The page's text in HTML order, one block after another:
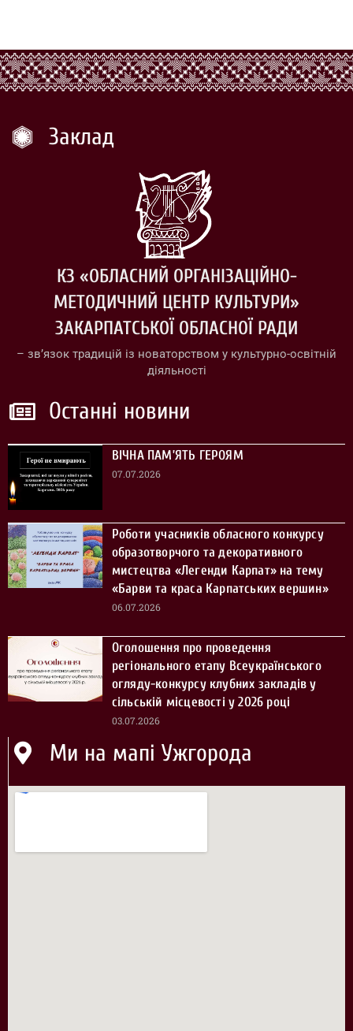
Заклад
КЗ «ОБЛАСНИЙ ОРГАНІЗАЦІЙНО-
МЕТОДИЧНИЙ ЦЕНТР КУЛЬТУРИ»
ЗАКАРПАТСЬКОЇ ОБЛАСНОЇ РАДИ
– зв’язок традицій із новаторством у культурно-освітній
діяльності
Останні новини
ВІЧНА ПАМ’ЯТЬ ГЕРОЯМ
07.07.2026
Роботи учасників обласного конкурсу
образотворчого та декоративного
мистецтва «Легенди Карпат» на тему
«Барви та краса Карпатських вершин»
06.07.2026
Оголошення про проведення
регіонального етапу Всеукраїнського
огляду-конкурсу клубних закладів у
сільській місцевості у 2026 році
03.07.2026
Ми на мапі Ужгорода